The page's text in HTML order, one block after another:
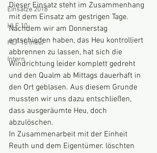
Einsätze 2018
HLF 10
HLF 10 (neu)
Intern
Dieser Einsatz steht im Zusammenhang
mit dem Einsatz am gestrigen Tage.
Nachdem wir am Donnerstag
entschieden haben, das Heu kontrolliert
abbrennen zu lassen, hat sich die
Windrichtung leider komplett gedreht
und den Qualm ab Mittags dauerhaft in
den Ort geblasen. Aus diesem Grunde
mussten wir uns dazu entschließen,
dass ausgeräumte Heu, doch
abzulöschen.
In Zusammenarbeit mit der Einheit
Reuth und dem Eigentümer. löschten